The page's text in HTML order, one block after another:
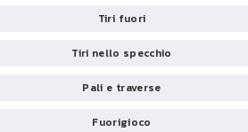
Tiri fuori
Tiri nello specchio
Pali e traverse
Fuorigioco